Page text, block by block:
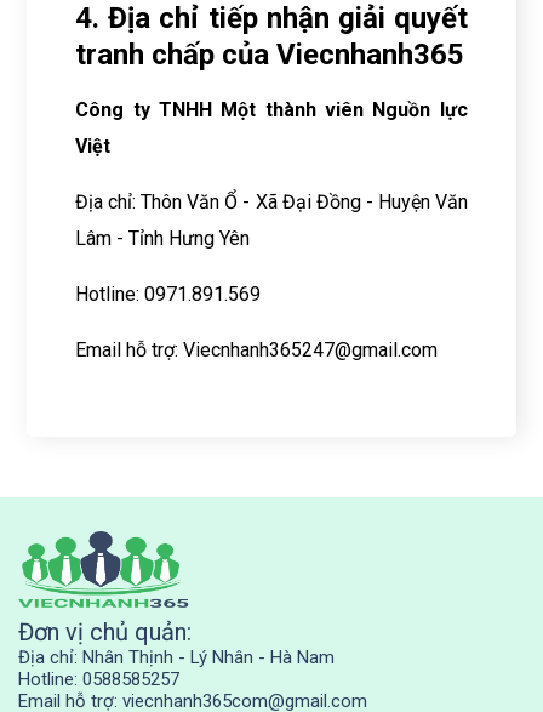
4. Địa chỉ tiếp nhận giải quyết
tranh chấp của Viecnhanh365
Công ty TNHH Một thành viên Nguồn lực
Việt
Địa chỉ: Thôn Văn Ổ - Xã Đại Đồng - Huyện Văn
Lâm - Tỉnh Hưng Yên
Hotline: 0971.891.569
Email hỗ trợ:Viecnhanh365247@gmail.com
Đơn vị chủ quản:
Địa chỉ: Nhân Thịnh - Lý Nhân - Hà Nam
Hotline: 0588585257
Email hỗ trợ: viecnhanh365com@gmail.com